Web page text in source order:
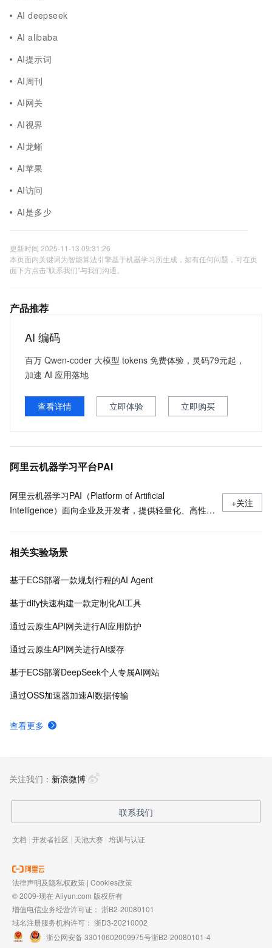
AI deepseek
AI alibaba
AI提示词
AI周刊
AI网关
AI视界
AI龙蜥
AI苹果
AI访问
AI是多少
更新时间 2025-11-13 09:31:26
本页面内关键词为智能算法引擎基于机器学习所生成，如有任何问题，可在页
面下方点击"联系我们"与我们沟通。
产品推荐
AI 编码
百万 Qwen-coder 大模型 tokens 免费体验，灵码79元起，
加速 AI 应用落地
查看详情 立即体验 立即购买
阿里云机器学习平台PAI
阿里云机器学习PAI（Platform of Artificial
Intelligence）面向企业及开发者，提供轻量化、高性价
DSW云原生交互式建模平台、PAI-DLC云原生AI基础平
征、万亿样本规模加速训练，百余落地场景，全面提升
工程效率。
+关注
相关实验场景
基于ECS部署一款规划行程的AI Agent
基于dify快速构建一款定制化AI工具
通过云原生API网关进行AI应用防护
通过云原生API网关进行AI缓存
基于ECS部署DeepSeek个人专属AI网站
通过OSS加速器加速AI数据传输
查看更多
关注我们： 新浪微博
联系我们
文档 | 开发者社区 | 天池大赛 | 培训与认证
法律声明及隐私权政策 | Cookies政策
© 2009-现在 Aliyun.com 版权所有
增值电信业务经营许可证： 浙B2-20080101
域名注册服务机构许可： 浙D3-20210002
浙公网安备 33010602009975号浙B2-20080101-4